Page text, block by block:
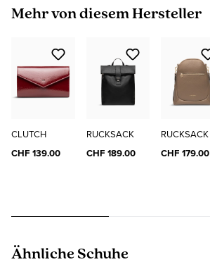
Produktgalerie überspringen
Mehr von diesem Hersteller
CLUTCH
CHF 139.00
RUCKSACK
CHF 189.00
RUCKSACK
CHF 179.00
Produktgalerie überspringen
Ähnliche Schuhe